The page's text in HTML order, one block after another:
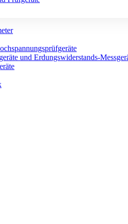
und Erdungswiderstands-